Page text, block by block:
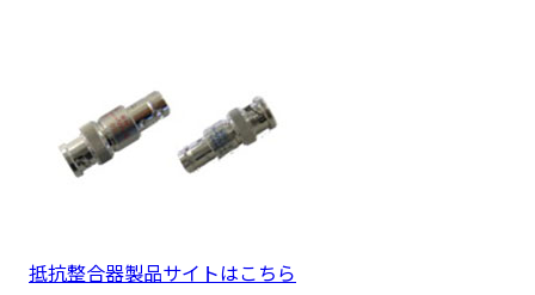
抵抗整合器製品サイトはこちら